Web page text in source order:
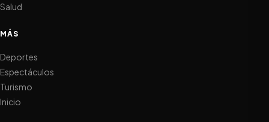
Salud
MÁS
Deportes
Espectáculos
Turismo
Inicio